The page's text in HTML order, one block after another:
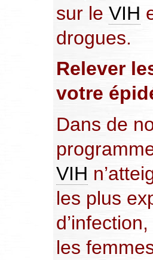
sur le VIH
drogues.
Relever
votre
Dans de
VIH
les plus
les